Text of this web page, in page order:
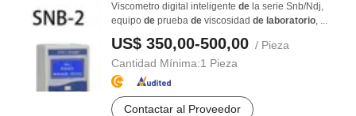
Viscometro digital inteligente de la serie Snb/Ndj,
equipo de prueba de viscosidad de laboratorio, ...
US$ 350,00-500,00 / Pieza
Cantidad Mínima:1 Pieza
Contactar al Proveedor